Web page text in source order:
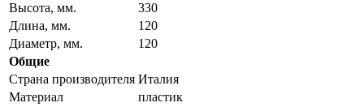
Высота, мм.
330
Длина, мм.
120
Диаметр, мм.
120
Общие
Страна производителя Италия
Материал
пластик